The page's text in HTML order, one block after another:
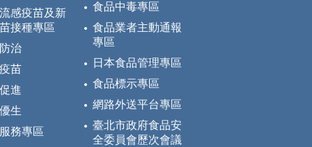
感疫苗及新
接種專區
治
苗
進
生
務專區
食品中毒專區
食品業者主動通報
專區
日本食品管理專區
食品標示專區
網路外送平台專區
臺北市政府食品安
全委員會歷次會議